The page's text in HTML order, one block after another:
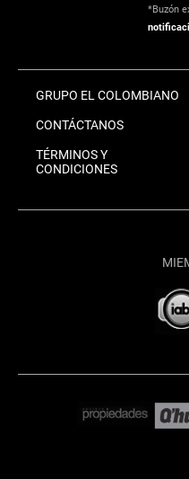
*Buzón
GRUPO EL COLOMBIANO
CONTÁCTANOS
TÉRMINOS Y
CONDICIONES